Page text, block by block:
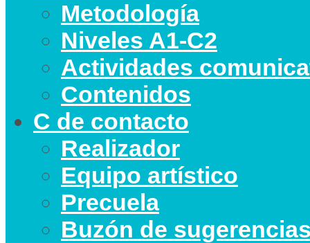
Metodología
Niveles A1-C2
Actividades
Contenidos
C de contacto
Realizador
Equipo artístico
Precuela
Buzón de